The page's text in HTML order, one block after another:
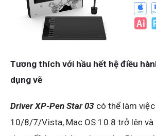
Tương thích với hầu hết hệ điều
dụng vẽ
Driver XP-Pen Star 03 có thể làm
10/8/7/Vista, Mac OS 10.8 trở lên